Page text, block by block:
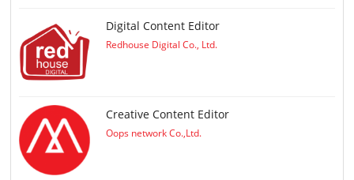
Digital Content Editor
Redhouse Digital Co., Ltd.
Creative Content Editor
Oops network Co.,Ltd.